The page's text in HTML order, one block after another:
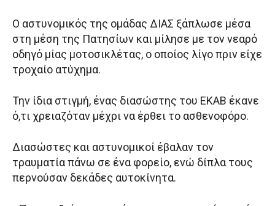
Ο αστυνομικός της ομάδας ΔΙΑΣ ξάπλωσε μέσα
στη μέση της Πατησίων και μίλησε με τον νεαρό
οδηγό μίας μοτοσικλέτας, ο οποίος λίγο πριν είχε
τροχαίο ατύχημα.
Την ίδια στιγμή, ένας διασώστης του ΕΚΑΒ έκανε
ό,τι χρειαζόταν μέχρι να έρθει το ασθενοφόρο.
Διασώστες και αστυνομικοί έβαλαν τον
τραυματία πάνω σε ένα φορείο, ενώ δίπλα τους
περνούσαν δεκάδες αυτοκίνητα.